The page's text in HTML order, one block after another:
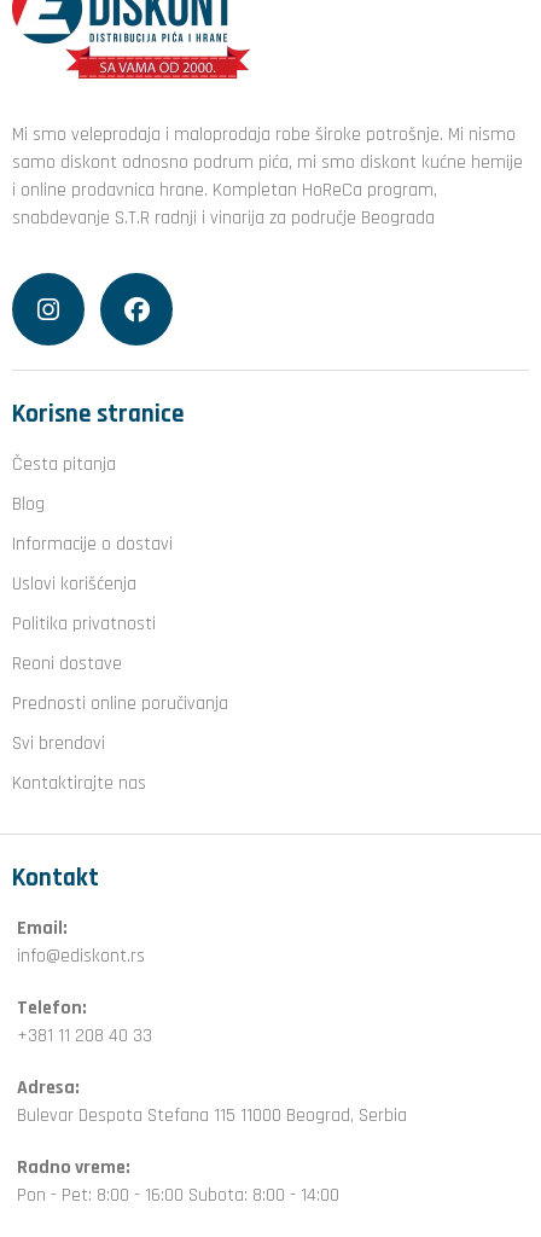
Mi smo veleprodaja i maloprodaja robe široke potrošnje. Mi nismo
samo diskont odnosno podrum pića, mi smo diskont kućne hemije
i online prodavnica hrane. Kompletan HoReCa program,
snabdevanje S.T.R radnji i vinarija za područje Beograda
Korisne stranice
Česta pitanja
Blog
Informacije o dostavi
Uslovi korišćenja
Politika privatnosti
Reoni dostave
Prednosti online poručivanja
Svi brendovi
Kontaktirajte nas
Kontakt
Email:
info@ediskont.rs
Telefon:
+381 11 208 40 33
Adresa:
Bulevar Despota Stefana 115 11000 Beograd, Serbia
Radno vreme:
Pon - Pet: 8:00 - 16:00 Subota: 8:00 - 14:00